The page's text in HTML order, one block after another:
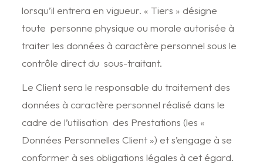
lorsqu’il entrera en vigueur. « Tiers » désigne
toute personne physique ou morale autorisée à
traiter les données à caractère personnel sous le
contrôle direct du sous-traitant.
Le Client sera le responsable du traitement des
données à caractère personnel réalisé dans le
cadre de l’utilisation des Prestations (les «
Données Personnelles Client ») et s’engage à se
conformer à ses obligations légales à cet égard.